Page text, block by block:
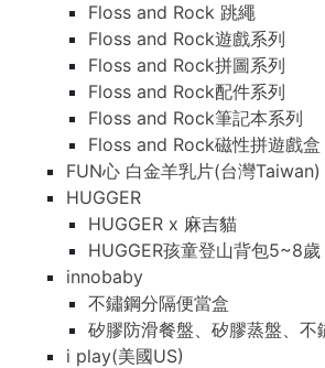
Floss and Rock 跳繩
Floss and Rock遊戲系列
Floss and Rock拼圖系列
Floss and Rock配件系列
Floss and Rock筆記本系列
Floss and Rock磁性拼遊戲盒
FUN心 白金羊乳片(台灣Taiwan)
HUGGER
HUGGER x 麻吉貓
HUGGER孩童登山背包5~8歲
innobaby
不鏽鋼分隔便當盒
矽膠防滑餐盤、矽膠蒸盤、不
i play(美國US)